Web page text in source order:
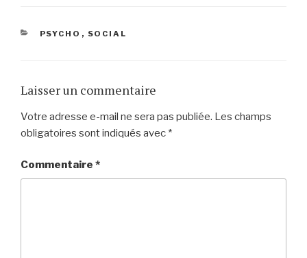
CATÉGORIES
PSYCHO , SOCIAL
Laisser un commentaire
Votre adresse e-mail ne sera pas publiée. Les champs
obligatoires sont indiqués avec *
Commentaire *